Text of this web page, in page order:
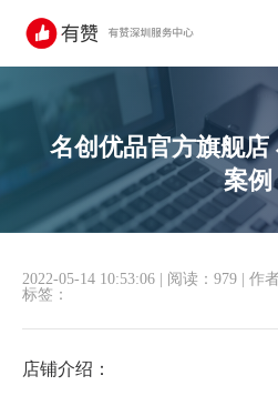
名创优品官方旗舰店
案例
2022-05-14 10:53:06 阅读：979 作
标签：
店铺介绍：